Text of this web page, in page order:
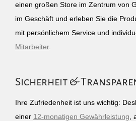
einen großen Store im Zentrum von
im Geschäft und erleben Sie die
mit persönlichem Service und
Mitarbeiter.
Sicherheit &
Ihre Zufriedenheit ist uns wichtig:
einer 12-monatigen Gewährleistung